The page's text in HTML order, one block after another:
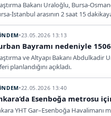
Bakanı Uraloğlu, Bursa-
İstanbul arasının 2 saat 15
•23.05.2026 13:13
Bayramı nedeniyle
ve Altyapı Bakanı
planlandığını açıkladı.
•22.05.2026 13:40
Esenboğa metrosu
YHT Gar–Esenboğa Havalimanı